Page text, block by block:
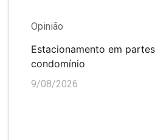
Opinião
Estacionamento em
condomínio
9/08/2026